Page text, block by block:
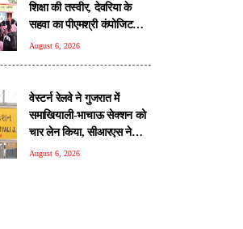
शिक्षा की तस्वीर, देवरिया के
सहवा का पीएमश्री कंपोजिट
विद्यालय बना प्रदेश का मॉडल
August 6, 2026
वेस्टर्न रेलवे ने गुजरात में
समाखियाली-भाचाऊ सेक्शन को
चार लेन किया, सीआरएस ने
किया निरीक्षण
August 6, 2026